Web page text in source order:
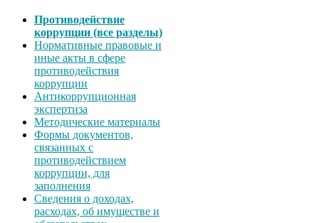
Противодействие
коррупции (все разделы)
Нормативные правовые и
иные акты в сфере
противодействия
коррупции
Антикоррупционная
экспертиза
Методические материалы
Формы документов,
связанных с
противодействием
коррупции, для
заполнения
Сведения о доходах,
расходах, об имуществе и